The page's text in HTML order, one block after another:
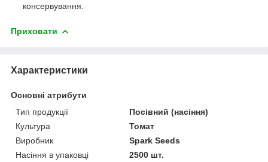
консервування.
Приховати
Характеристики
Основні атрибути
Тип продукції
Посівний (насіння)
Культура
Томат
Виробник
Spark Seeds
Насіння в упаковці
2500 шт.